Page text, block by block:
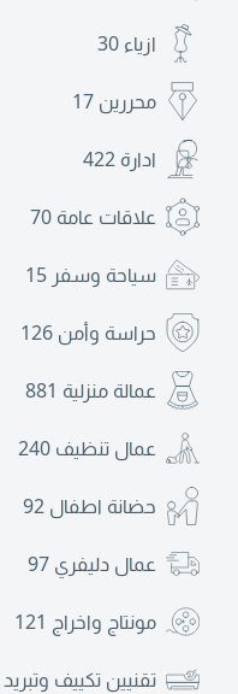
ازياء 30
محررين 17
ادارة 422
علاقات عامة 70
سياحة وسفر 15
حراسة وأمن 126
عمالة منزلية 881
عمال تنظيف 240
حضانة اطفال 92
عمال دليفري 97
مونتاج واخراج 121
تقنيين تكييف وتبريد